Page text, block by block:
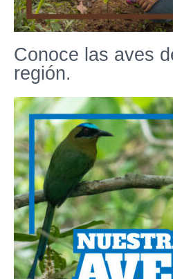
Conoce las aves
región.